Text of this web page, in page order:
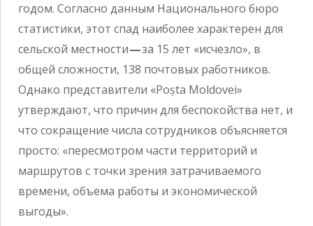
годом. Согласно данным Национального бюро
статистики, этот спад наиболее характерен для
сельской местности—за 15 лет «исчезло», в
общей сложности, 138 почтовых работников.
Однако представители «Poșta Moldovei»
утверждают, что причин для беспокойства нет, и
что сокращение числа сотрудников объясняется
просто: «пересмотром части территорий и
маршрутов с точки зрения затрачиваемого
времени, объема работы и экономической
выгоды».